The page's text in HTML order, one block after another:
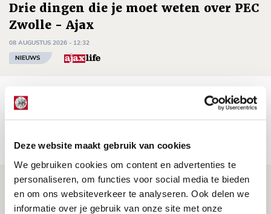
Deze website maakt gebruik van cookies
We gebruiken cookies om content en advertenties te
personaliseren, om functies voor social media te bieden
en om ons websiteverkeer te analyseren. Ook delen we
informatie over je gebruik van onze site met onze
Drie dingen die je moet weten over PEC
Zwolle - Ajax
08 AUGUSTUS 2026 - 12:32
NIEUWS
Míchels elf: met welke formatie begin
jij aan nieuw eredivisieseizoen?
NIEUWS
Spelen bij Jong Ajax of Ajax 1? Dat
maakt Abdalla ‘geen reet’ uit